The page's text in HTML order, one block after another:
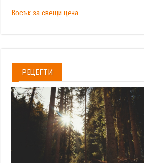
Восък за свещи цена
РЕЦЕПТИ